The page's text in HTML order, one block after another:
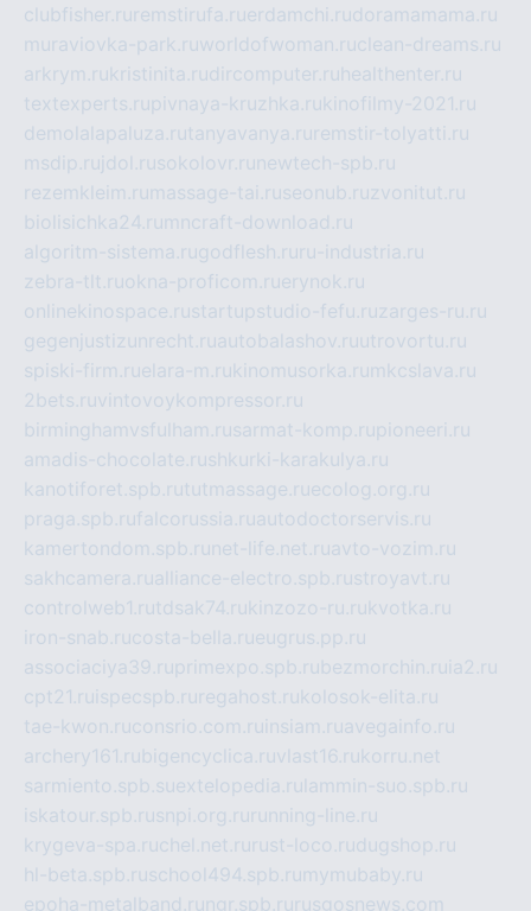
clubfisher.ru remstirufa.ruerdamchi.rudoramamama.ru
muraviovka-park.ruworldofwoman.ruclean-dreams.ru
arkrym.rukristinita.rudircomputer.ru healthenter.ru
textexperts.rupivnaya-kruzhka.rukinofilmy-2021.ru
demolalapaluza.rutanyavanya.ru remstir-tolyatti.ru
msdip.ru jdol.rusokolovr.ru newtech-spb.ru
rezemkleim.ru massage-tai.ruseonub.ruzvonitut.ru
biolisichka24.ru mncraft-download.ru
algoritm-sistema.rugodflesh.ru ru-industria.ru
zebra-tlt.ruokna-proficom.ruerynok.ru
onlinekinospace.rustartupstudio-fefu.ruzarges-ru.ru
gegenjustizunrecht.ruautobalashov.ruutrovortu.ru
spiski-firm.ruelara-m.rukinomusorka.ru mkcslava.ru
2bets.ruvintovoykompressor.ru
birminghamvsfulham.rusarmat-komp.rupioneeri.ru
amadis-chocolate.rushkurki-karakulya.ru
kanotiforet.spb.rututmassage.ruecolog.org.ru
praga.spb.rufalcorussia.ruautodoctorservis.ru
kamertondom.spb.ru net-life.net.ruavto-vozim.ru
sakhcamera.rualliance-electro.spb.rustroyavt.ru
controlweb1.rutdsak74.rukinzozo-ru.rukvotka.ru
iron-snab.rucosta-bella.rueugrus.pp.ru
associaciya39.ruprimexpo.spb.rubezmorchin.ru ia2.ru
cpt21.ru ispecspb.ru regahost.rukolosok-elita.ru
tae-kwon.ruconsrio.com.ru insiam.ruavegainfo.ru
archery161.rubigencyclica.ruvlast16.rukorru.net
sarmiento.spb.suextelopedia.ru lammin-suo.spb.ru
iskatour.spb.rusnpi.org.ru running-line.ru
krygeva-spa.ruchel.net.ru rust-loco.rudugshop.ru
hl-beta.spb.ruschool494.spb.ru mymubaby.ru
epoha-metalband.ru ngr.spb.ru rusgosnews.com